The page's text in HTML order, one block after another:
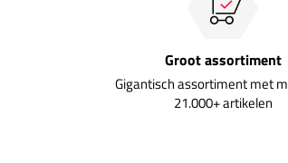
Groot assortiment
Gigantisch assortiment met
21.000+ artikelen